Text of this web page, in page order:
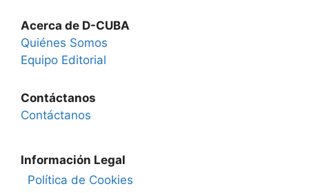
Acerca de D-CUBA
Quiénes Somos
Equipo Editorial
Contáctanos
Contáctanos
Información Legal
Política de Cookies